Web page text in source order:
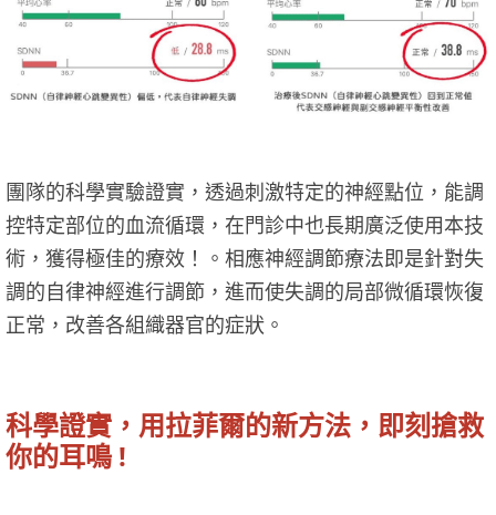
團隊的科學實驗證實，透過刺激特定的神經點位，能調
控特定部位的血流循環，在門診中也長期廣泛使用本技
術，獲得極佳的療效！。相應神經調節療法即是針對失
調的自律神經進行調節，進而使失調的局部微循環恢復
正常，改善各組織器官的症狀。
科學證實，用拉菲爾的新方法，即刻搶救
你的耳鳴 !